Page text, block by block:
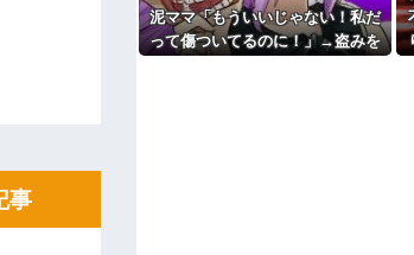
」彼「ちっ！」私「」
やらかす←あまり悲しませないでく
主な税金
泥ママ「もういいじゃない！私だ
って傷ついてるのに！」→盗みを
事